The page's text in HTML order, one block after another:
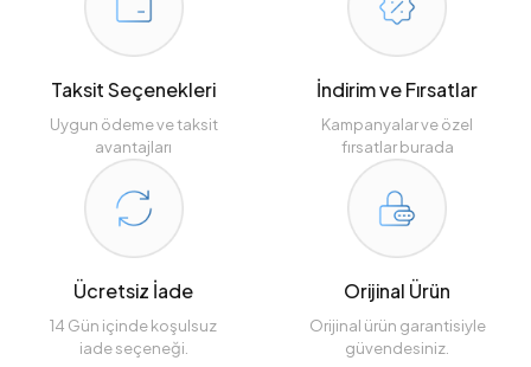
Taksit Seçenekleri
Uygun ödeme ve taksit
avantajları
İndirim ve Fırsatlar
Kampanyalar ve özel
fırsatlar burada
Ücretsiz İade
14 Gün içinde koşulsuz
iade seçeneği.
Orijinal Ürün
Orijinal ürün garantisiyle
güvendesiniz.